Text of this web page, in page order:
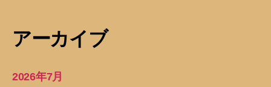
アーカイブ
2026年7月